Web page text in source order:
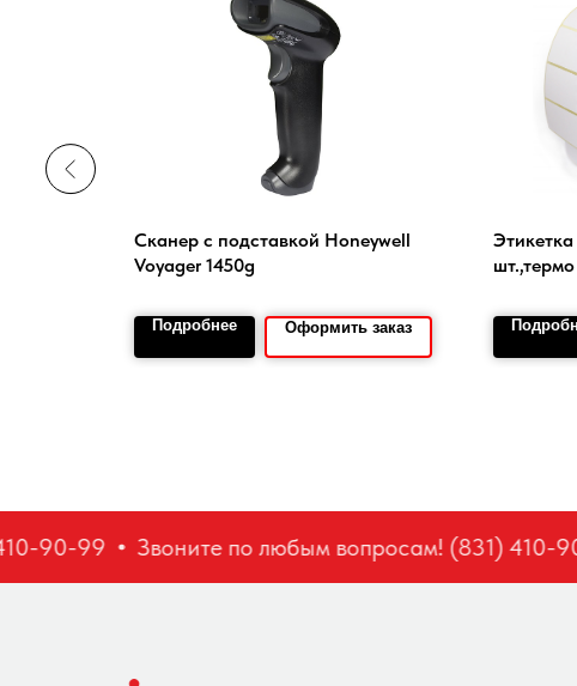
Сканер с подставкой Honeywell
Voyager 1450g
Подробнее Оформить заказ
90-99 Звоните по любым вопросам! (831) 410-